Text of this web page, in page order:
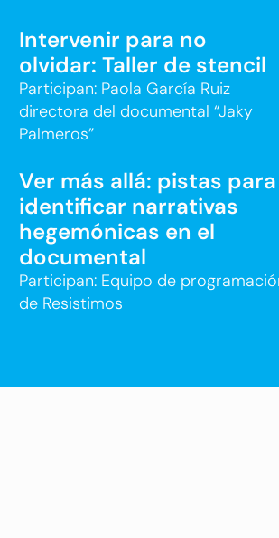
Intervenir para no
olvidar: Taller de stencil
​Participan: Paola García Ruiz
directora del documental “Jaky
Palmeros”
Ver más allá: pistas para
identificar narrativas
hegemónicas en el
documental
Participan: Equipo de
de Resistimos